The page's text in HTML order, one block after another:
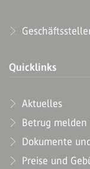
Quicklinks
Aktuelles
Betrug melden
Dokumente
Preise und